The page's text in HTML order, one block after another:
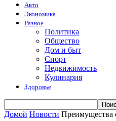
Авто
Экономика
Разное
Политика
Общество
Дом и быт
Спорт
Недвижимость
Кулинария
Здоровье
Домой Новости Преимущества